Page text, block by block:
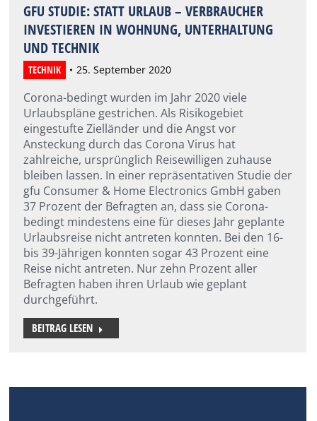
GFU STUDIE: STATT URLAUB – VERBRAUCHER
INVESTIEREN IN WOHNUNG, UNTERHALTUNG
UND TECHNIK
TECHNIK 25. September 2020
Corona-bedingt wurden im Jahr 2020 viele
Urlaubspläne gestrichen. Als Risikogebiet
eingestufte Zielländer und die Angst vor
Ansteckung durch das Corona Virus hat
zahlreiche, ursprünglich Reisewilligen zuhause
bleiben lassen. In einer repräsentativen Studie der
gfu Consumer & Home Electronics GmbH gaben
37 Prozent der Befragten an, dass sie Corona-
bedingt mindestens eine für dieses Jahr geplante
Urlaubsreise nicht antreten konnten. Bei den 16-
bis 39-Jährigen konnten sogar 43 Prozent eine
Reise nicht antreten. Nur zehn Prozent aller
Befragten haben ihren Urlaub wie geplant
durchgeführt.
BEITRAG LESEN